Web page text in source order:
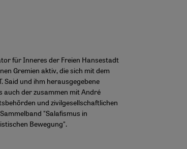
für Inneres der Freien Hansestadt
Gremien aktiv, die sich mit dem
Said und ihm herausgegebene
auch der zusammen mit André
und zivilgesellschaftlichen
"Salafismus in
Bewegung".